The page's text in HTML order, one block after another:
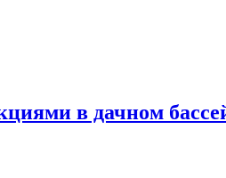
в дачном